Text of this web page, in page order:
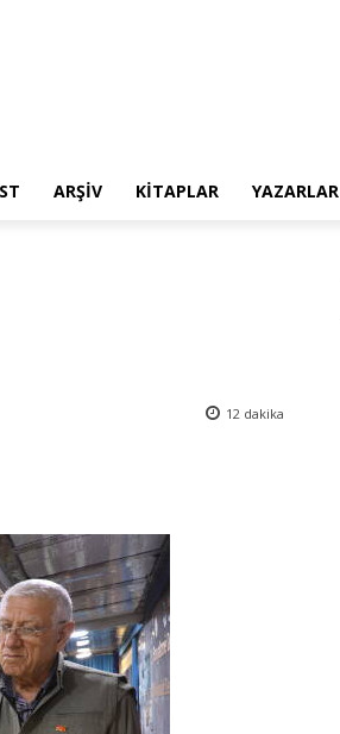
ARŞIV KITAPLAR YAZARLAR
12 dakika